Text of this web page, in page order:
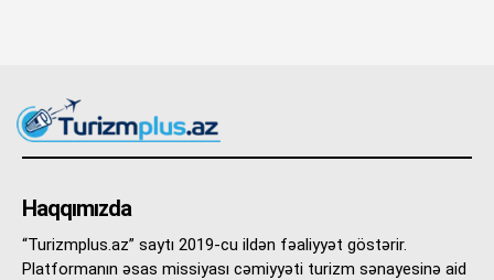
Haqqımızda
“Turizmplus.az” saytı 2019-cu ildən fəaliyyət göstərir.
Platformanın əsas missiyası cəmiyyəti turizm sənayesinə aid